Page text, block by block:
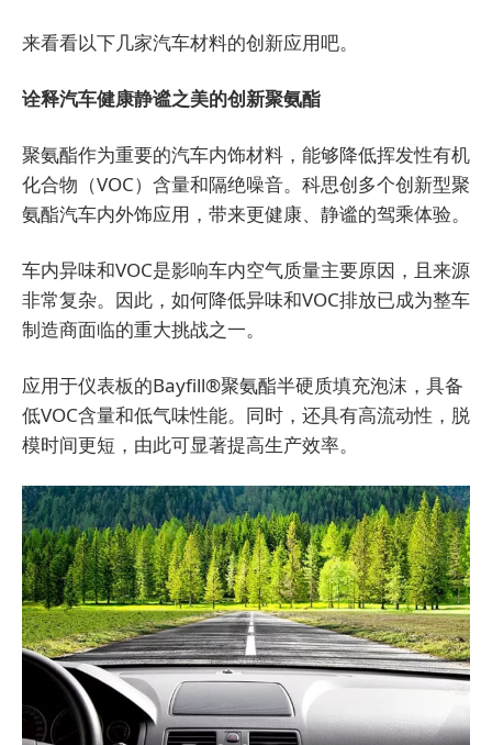
来看看以下几家汽车材料的创新应用吧。
诠释汽车健康静谧之美的创新聚氨酯
聚氨酯作为重要的汽车内饰材料，能够降低挥发性有机
化合物（VOC）含量和隔绝噪音。科思创多个创新型聚
氨酯汽车内外饰应用，带来更健康、静谧的驾乘体验。
车内异味和VOC是影响车内空气质量主要原因，且来源
非常复杂。因此，如何降低异味和VOC排放已成为整车
制造商面临的重大挑战之一。
应用于仪表板的Bayfill®聚氨酯半硬质填充泡沫，具备
低VOC含量和低气味性能。同时，还具有高流动性，脱
模时间更短，由此可显著提高生产效率。